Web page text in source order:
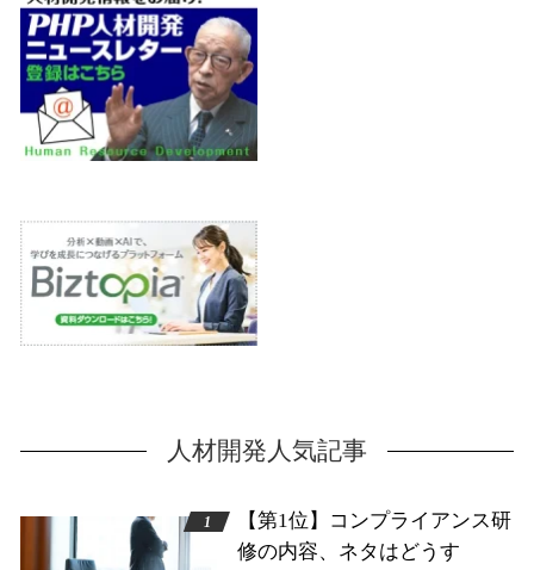
人材開発人気記事
【第1位】コンプライアンス研
修の内容、ネタはどうす